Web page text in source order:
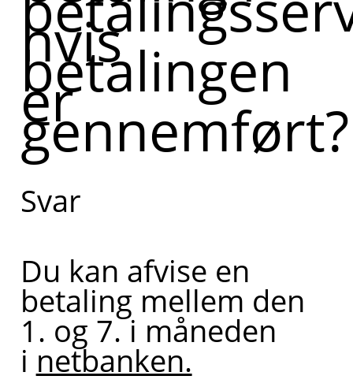
hvis
betalingen
er
gennemført?
Svar
Du kan afvise en
betaling mellem den
1. og 7. i måneden
i netbanken.
hvis betalingen
er gennemført.
Kan du uddybe,
hvad du har
brug for hjælp
til i den
forbindelse?
Hvis du
ønsker,
kan jeg
også